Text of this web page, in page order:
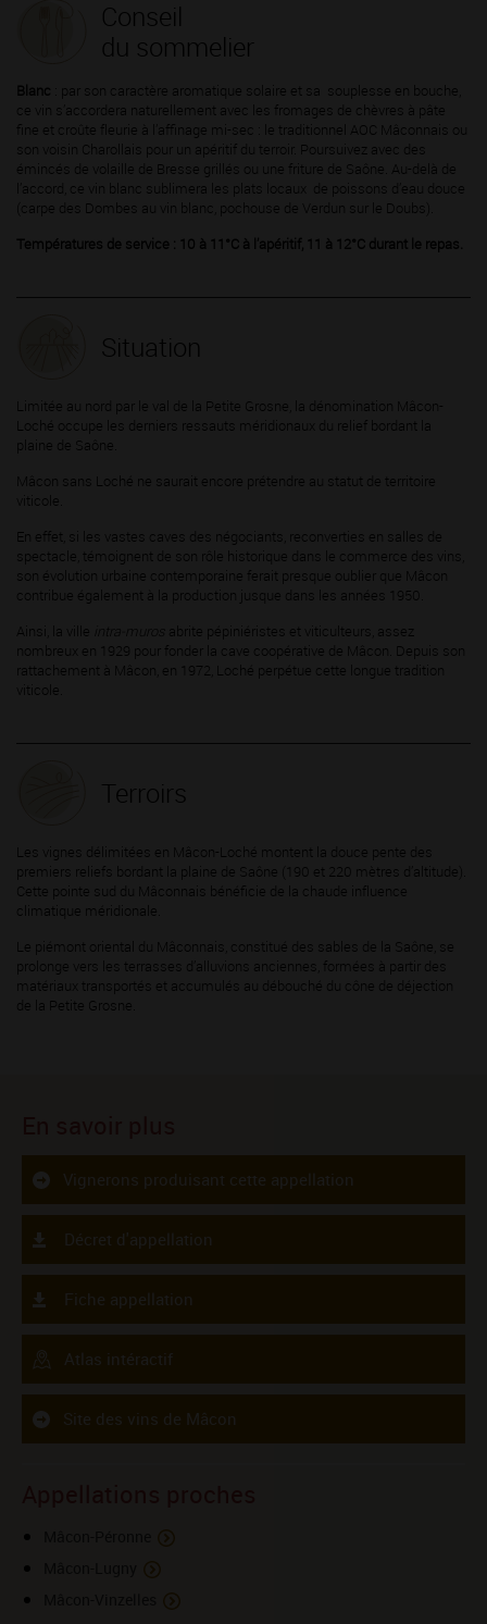
Conseil
du sommelier
Blanc : par son caractère aromatique solaire et sa souplesse en bouche,
ce vin s’accordera naturellement avec les fromages de chèvres à pâte
fine et croûte fleurie à l’affinage mi-sec : le traditionnel AOC Mâconnais ou
son voisin Charollais pour un apéritif du terroir. Poursuivez avec des
émincés de volaille de Bresse grillés ou une friture de Saône. Au-delà de
l’accord, ce vin blanc sublimera les plats locaux de poissons d’eau douce
(carpe des Dombes au vin blanc, pochouse de Verdun sur le Doubs).
Températures de service : 10 à 11°C à l’apéritif, 11 à 12°C durant le repas.
Situation
Limitée au nord par le val de la Petite Grosne, la dénomination Mâcon-
Loché occupe les derniers ressauts méridionaux du relief bordant la
plaine de Saône.
Mâcon sans Loché ne saurait encore prétendre au statut de territoire
viticole.
En effet, si les vastes caves des négociants, reconverties en salles de
spectacle, témoignent de son rôle historique dans le commerce des vins,
son évolution urbaine contemporaine ferait presque oublier que Mâcon
contribue également à la production jusque dans les années 1950.
Ainsi, la ville
intra-muros
abrite pépiniéristes et viticulteurs, assez
nombreux en 1929 pour fonder la cave coopérative de Mâcon. Depuis son
rattachement à Mâcon, en 1972, Loché perpétue cette longue tradition
viticole.
Terroirs
Les vignes délimitées en Mâcon-Loché montent la douce pente des
premiers reliefs bordant la plaine de Saône (190 et 220 mètres d’altitude).
Cette pointe sud du Mâconnais bénéficie de la chaude influence
climatique méridionale.
Le piémont oriental du Mâconnais, constitué des sables de la Saône, se
prolonge vers les terrasses d’alluvions anciennes, formées à partir des
matériaux transportés et accumulés au débouché du cône de déjection
de la Petite Grosne.
Vignerons produisant cette appellation
Décret d'appellation
Fiche appellation
Atlas intéractif
Site des vins de Mâcon